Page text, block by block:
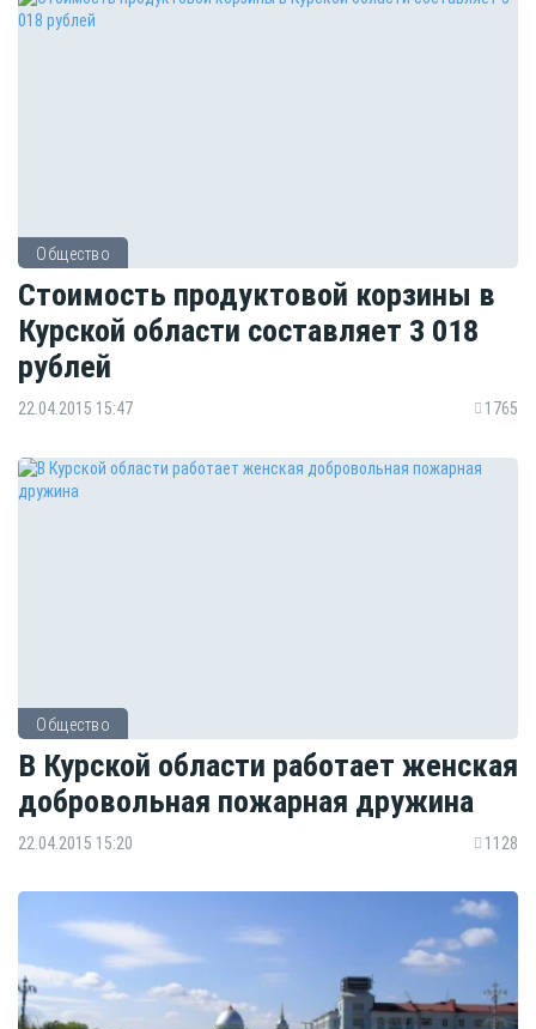
Общество
Стоимость продуктовой корзины в
Курской области составляет 3 018
рублей
22.04.2015 15:47 1765
Общество
В Курской области работает женская
добровольная пожарная дружина
22.04.2015 15:20 1128